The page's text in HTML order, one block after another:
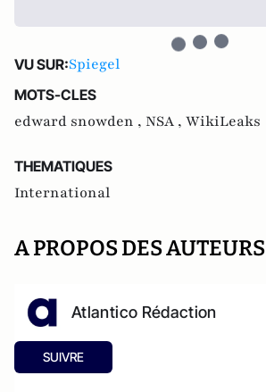
VU SUR:Spiegel
MOTS-CLES
edward snowden , NSA , WikiLeaks
THEMATIQUES
International
A PROPOS DES AUTEURS
Atlantico Rédaction
SUIVRE